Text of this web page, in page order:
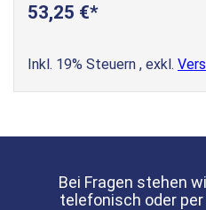
53,25 €
Inkl. 19% Steuern , exkl.
Bei Fragen stehen
telefonisch oder